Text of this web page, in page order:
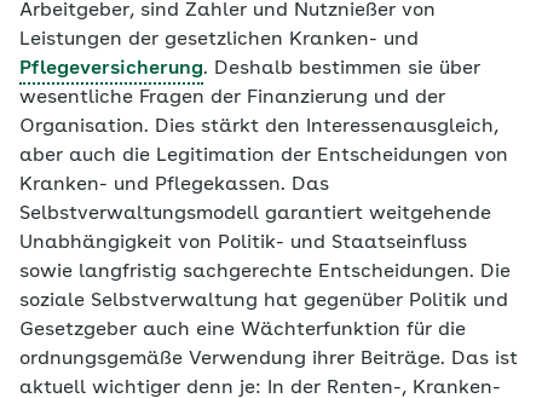
Arbeitgeber, sind Zahler und Nutznießer von
Leistungen der gesetzlichen Kranken- und
Pflegeversicherung. Deshalb bestimmen sie über
wesentliche Fragen der Finanzierung und der
Organisation. Dies stärkt den Interessenausgleich,
aber auch die Legitimation der Entscheidungen von
Kranken- und Pflegekassen. Das
Selbstverwaltungsmodell garantiert weitgehende
Unabhängigkeit von Politik- und Staatseinfluss
sowie langfristig sachgerechte Entscheidungen. Die
soziale Selbstverwaltung hat gegenüber Politik und
Gesetzgeber auch eine Wächterfunktion für die
ordnungsgemäße Verwendung ihrer Beiträge. Das ist
aktuell wichtiger denn je: In der Renten-, Kranken-